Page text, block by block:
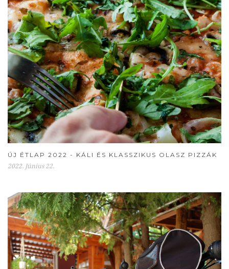
ÚJ ÉTLAP 2022 - KÁLI ÉS KLASSZIKUS OLASZ PIZZÁK
2022. Június 22.